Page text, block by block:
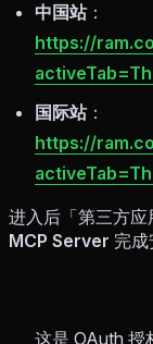
中国站：
https://
国际站：
https://
进入后「第三方
MCP Server 完成
这是 OAuth 授